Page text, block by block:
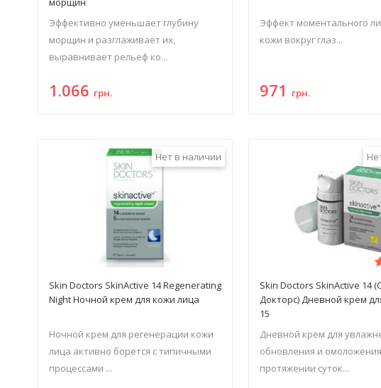
Эффективно уменьшает глубину
морщин и разглаживает их,
выравнивает рельеф ко...
1.066 грн.
Эффект моментального
кожи вокруг глаз...
971 грн.
Нет в наличии
Skin Doctors SkinActive 14 Regenerating
Night Ночной крем для кожи лица
Ночной крем для регенерации кожи
лица активно борется с типичными
процессами ...
Skin Doctors SkinActive 14
Докторс) Дневной крем
15
Дневной крем для
обновления и
протяжении суток...